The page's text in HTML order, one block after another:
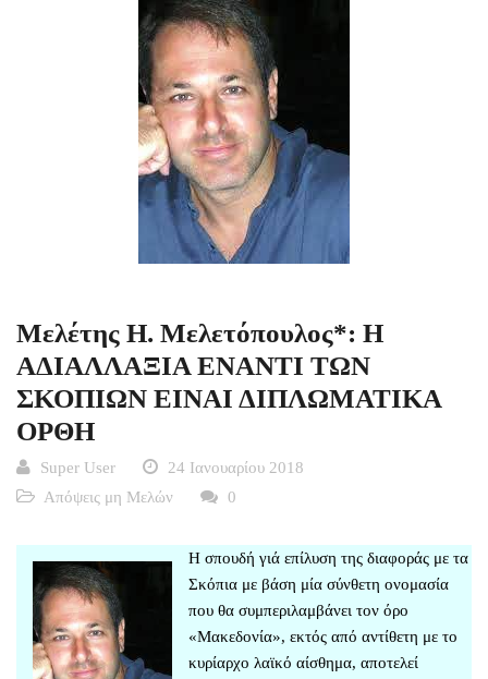
Μελέτης Η. Μελετόπουλος*: Η
ΑΔΙΑΛΛΑΞΙΑ ΕΝΑΝΤΙ ΤΩΝ
ΣΚΟΠΙΩΝ ΕΙΝΑΙ ΔΙΠΛΩΜΑΤΙΚΑ
ΟΡΘΗ
Super User
24 Ιανουαρίου 2018
Απόψεις μη Μελών
0
Η σπουδή γιά επίλυση της διαφοράς με τα
Σκόπια με βάση μία σύνθετη ονομασία
που θα συμπεριλαμβάνει τον όρο
«Μακεδονία», εκτός από αντίθετη με το
κυρίαρχο λαϊκό αίσθημα, αποτελεί